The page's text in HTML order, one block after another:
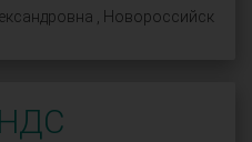
, Новороссийск